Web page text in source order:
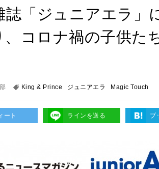
「ジュニアエラ」
コロナ禍の子供た
King & Prince ジュニアエラ Magic Touch
ート ラインを送る ブ